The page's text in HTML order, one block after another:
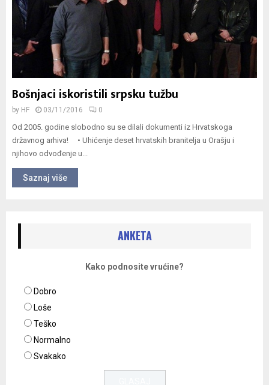
Bošnjaci iskoristili srpsku tužbu
by HF 03/11/2016 0
Od 2005. godine slobodno su se dilali dokumenti iz Hrvatskoga
državnog arhiva! • Uhićenje deset hrvatskih branitelja u Orašju i
njihovo odvođenje u...
Saznaj više
ANKETA
Kako podnosite vrućine?
Dobro
Loše
Teško
Normalno
Svakako